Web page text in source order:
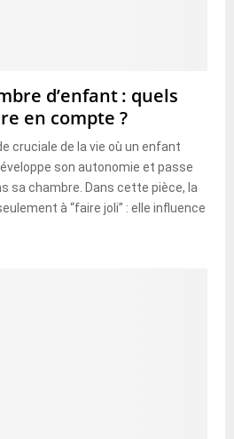
d’enfant : quels
en compte ?
cruciale de la vie où un enfant
son autonomie et passe
sa chambre. Dans cette pièce, la
à “faire joli” : elle influence